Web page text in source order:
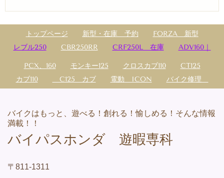
トップページ 新型・在庫 予約
FORZA 新型
レブル250
CBR250RR CRF250L 在庫 ADV160｜
PCX、160 モンキー125 クロスカブ110
CT125
カブ110
C125 カブ 電動 ICON バイク修理
バイクはもっと、遊べる！創れる！愉しめる！そんな情報
満載！！
バイパスホンダ 遊暇専科
〒811-1311